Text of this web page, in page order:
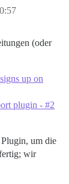
(oder
up on
plugin - #2
um die
wir